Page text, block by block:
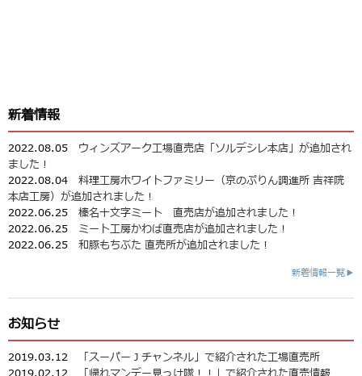
新着情報
2022.08.05 ウィンズアーク工場直売店「ソルデシレ本店」が追加され
ました！
2022.08.04 料理工房ホワイトファミリー（京のぷりん調進所 吉祥院
本店工房）が追加されました！
2022.06.25 榛名十文字ミート 直売店が追加されました！
2022.06.25 ミート工房かわば直売店が追加されました！
2022.06.25 和豚もちぶた 直売所が追加されました！
新着情報一覧▶
お知らせ
2019.03.12
「スーパーＪチャンネル」で紹介された工場直売所